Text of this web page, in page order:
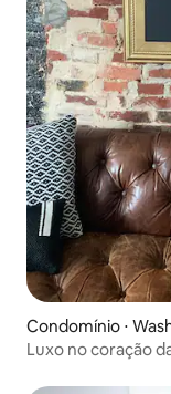
Condomínio ⋅
Luxo no coração